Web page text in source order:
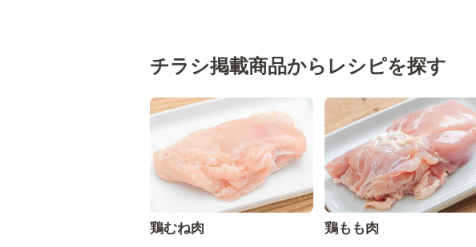
チラシ掲載商品からレシピを探す
鶏むね肉 鶏もも肉